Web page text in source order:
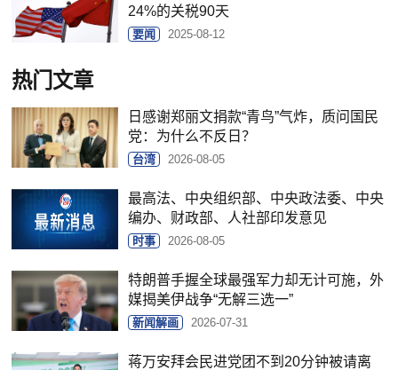
24%的关税90天
要闻 2025-08-12
热门文章
日感谢郑丽文捐款“青鸟”气炸，质问国民
党：为什么不反日？
台湾 2026-08-05
最高法、中央组织部、中央政法委、中央
编办、财政部、人社部印发意见
时事 2026-08-05
特朗普手握全球最强军力却无计可施，外
媒揭美伊战争“无解三选一”
新闻解画 2026-07-31
蒋万安拜会民进党团不到20分钟被请离